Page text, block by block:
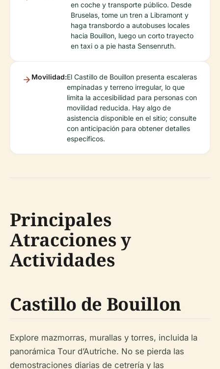
en coche y transporte público. Desde
Bruselas, tome un tren a Libramont y
haga transbordo a autobuses locales
hacia Bouillon, luego un corto trayecto
en taxi o a pie hasta Sensenruth.
Movilidad:El Castillo de Bouillon presenta escaleras
empinadas y terreno irregular, lo que
limita la accesibilidad para personas con
movilidad reducida. Hay algo de
asistencia disponible en el sitio; consulte
con anticipación para obtener detalles
específicos.
Principales
Atracciones y
Actividades
Castillo de Bouillon
Explore mazmorras, murallas y torres, incluida la
panorámica Tour d’Autriche. No se pierda las
demostraciones diarias de cetrería y las